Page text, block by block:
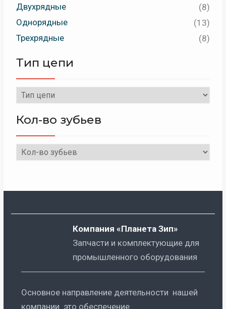
Двухрядные
(8)
Однорядные
(13)
Трехрядные
(8)
Тип цепи
Кол-во зубьев
Компания «Планета Зип»
Запчасти и комплектующие для
промышленного оборудования
Основное направление деятельности нашей
компании это обеспечение